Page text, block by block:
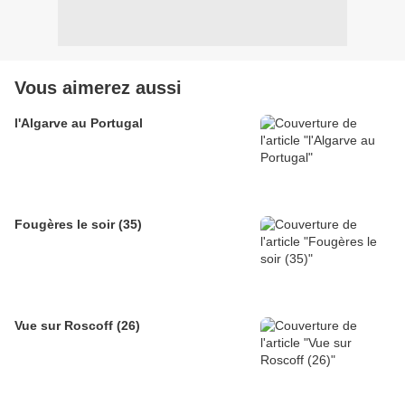
Vous aimerez aussi
l'Algarve au Portugal
Fougères le soir (35)
Vue sur Roscoff (26)